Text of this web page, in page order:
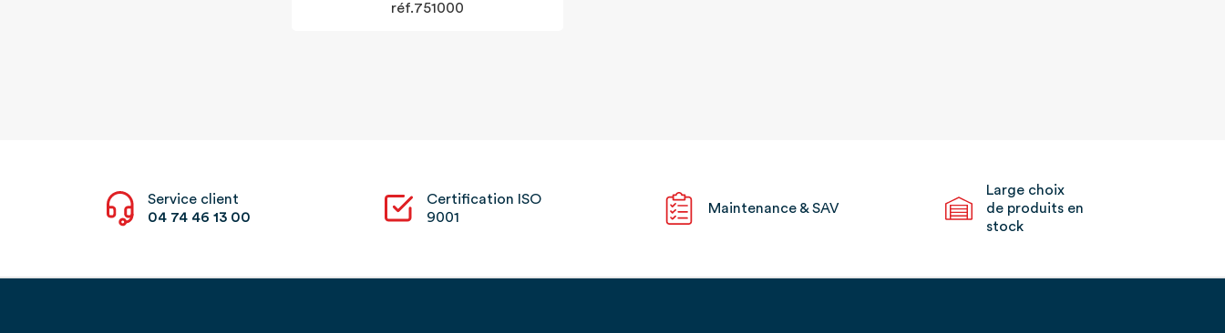
réf.751000
Service client
04 74 46 13 00
Certification ISO
9001
Maintenance & SAV
Large choix
de produits en
stock